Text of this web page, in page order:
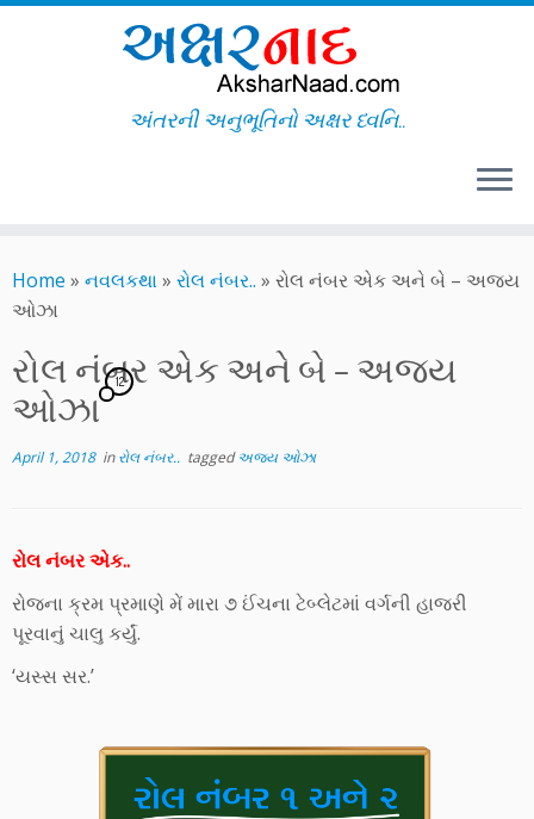
to
content
અંતરની અનુભૂતિનો અક્ષર ધ્વનિ..
Home » નવલકથા» રોલ નંબર.. » રોલ નંબર એક અને બે – અજય
ઓઝા
રોલ નંબર એક અને બે – અજય
ઓઝા
12
April 1, 2018inરોલ નંબર.. taggedઅજય ઓઝા
રોલ નંબર એક..
રોજના ક્રમ પ્રમાણે મેં મારા ૭ ઈંચના ટેબ્લેટમાં વર્ગની હાજરી
પૂરવાનું ચાલુ કર્યું.
‘યસ્સ સર.’